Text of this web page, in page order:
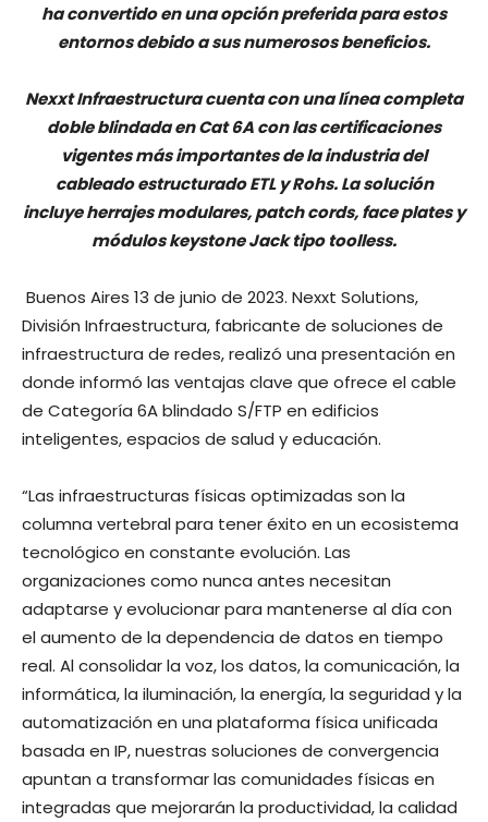
ha convertido en una opción preferida para estos
entornos debido a sus numerosos beneficios.
Nexxt Infraestructura cuenta con una línea completa
doble blindada en Cat 6A con las certificaciones
vigentes más importantes de la industria del
cableado estructurado ETL y Rohs. La solución
incluye herrajes modulares, patch cords, face plates y
módulos keystone Jack tipo toolless.
Buenos Aires 13 de junio de 2023. Nexxt Solutions,
División Infraestructura, fabricante de soluciones de
infraestructura de redes, realizó una presentación en
donde informó las ventajas clave que ofrece el cable
de Categoría 6A blindado S/FTP en edificios
inteligentes, espacios de salud y educación.
“Las infraestructuras físicas optimizadas son la
columna vertebral para tener éxito en un ecosistema
tecnológico en constante evolución. Las
organizaciones como nunca antes necesitan
adaptarse y evolucionar para mantenerse al día con
el aumento de la dependencia de datos en tiempo
real. Al consolidar la voz, los datos, la comunicación, la
informática, la iluminación, la energía, la seguridad y la
automatización en una plataforma física unificada
basada en IP, nuestras soluciones de convergencia
apuntan a transformar las comunidades físicas en
integradas que mejorarán la productividad, la calidad